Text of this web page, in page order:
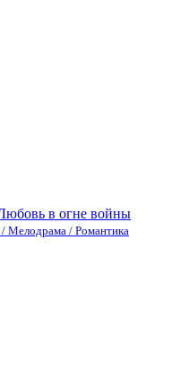
в огне войны
Мелодрама / Романтика